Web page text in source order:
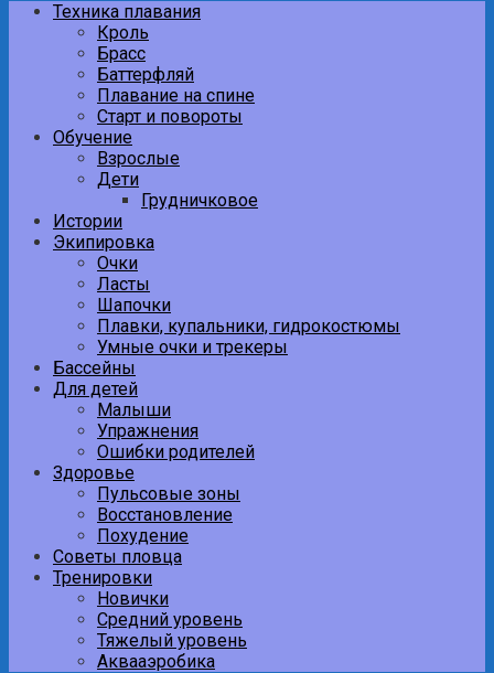
Техника плавания
Кроль
Брасс
Баттерфляй
Плавание на спине
Старт и повороты
Обучение
Взрослые
Дети
Грудничковое
Истории
Экипировка
Очки
Ласты
Шапочки
Плавки, купальники, гидрокостюмы
Умные очки и трекеры
Бассейны
Для детей
Малыши
Упражнения
Ошибки родителей
Здоровье
Пульсовые зоны
Восстановление
Похудение
Советы пловца
Тренировки
Новички
Средний уровень
Тяжелый уровень
Аквааэробика